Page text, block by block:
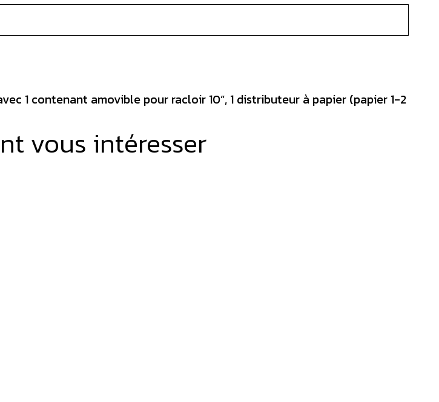
1 contenant amovible pour racloir 10”, 1 distributeur à papier (papier 1-2
vous intéresser